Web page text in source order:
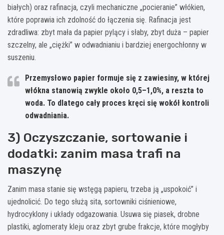
białych) oraz rafinacja, czyli mechaniczne „pocieranie” włókien,
które poprawia ich zdolność do łączenia się. Rafinacja jest
zdradliwa: zbyt mała da papier pylący i słaby, zbyt duża – papier
szczelny, ale „ciężki” w odwadnianiu i bardziej energochłonny w
suszeniu.
Przemysłowo papier formuje się z zawiesiny, w której
włókna stanowią zwykle około 0,5–1,0%, a reszta to
woda. To dlatego cały proces kręci się wokół kontroli
odwadniania.
3) Oczyszczanie, sortowanie i
dodatki: zanim masa trafi na
maszynę
Zanim masa stanie się wstęgą papieru, trzeba ją „uspokoić” i
ujednolicić. Do tego służą sita, sortowniki ciśnieniowe,
hydrocyklony i układy odgazowania. Usuwa się piasek, drobne
plastiki, aglomeraty kleju oraz zbyt grube frakcje, które mogłyby